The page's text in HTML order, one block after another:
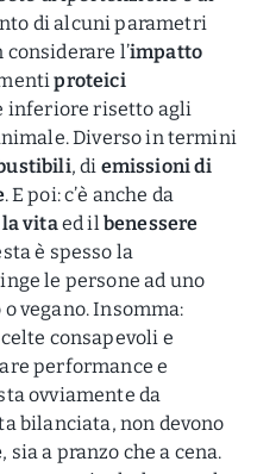
di alcuni parametri
l’impatto
proteici
inferiore risetto agli
Diverso in termini
, di emissioni di
. E poi: c’è anche da
vitaed ilbenessere
è spesso la
le persone ad uno
vegano. Insomma:
consapevoli e
performance e
ovviamente da
bilanciata, non devono
, sia a pranzo che a cena.